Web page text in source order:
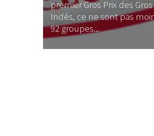
premier Gros Prix des Gros
Indés, ce ne sont pas
92 groupes...